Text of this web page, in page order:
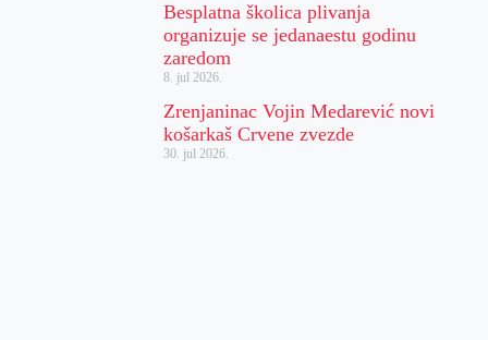
Besplatna školica plivanja
organizuje se jedanaestu godinu
zaredom
8. jul 2026.
Zrenjaninac Vojin Medarević novi
košarkaš Crvene zvezde
30. jul 2026.